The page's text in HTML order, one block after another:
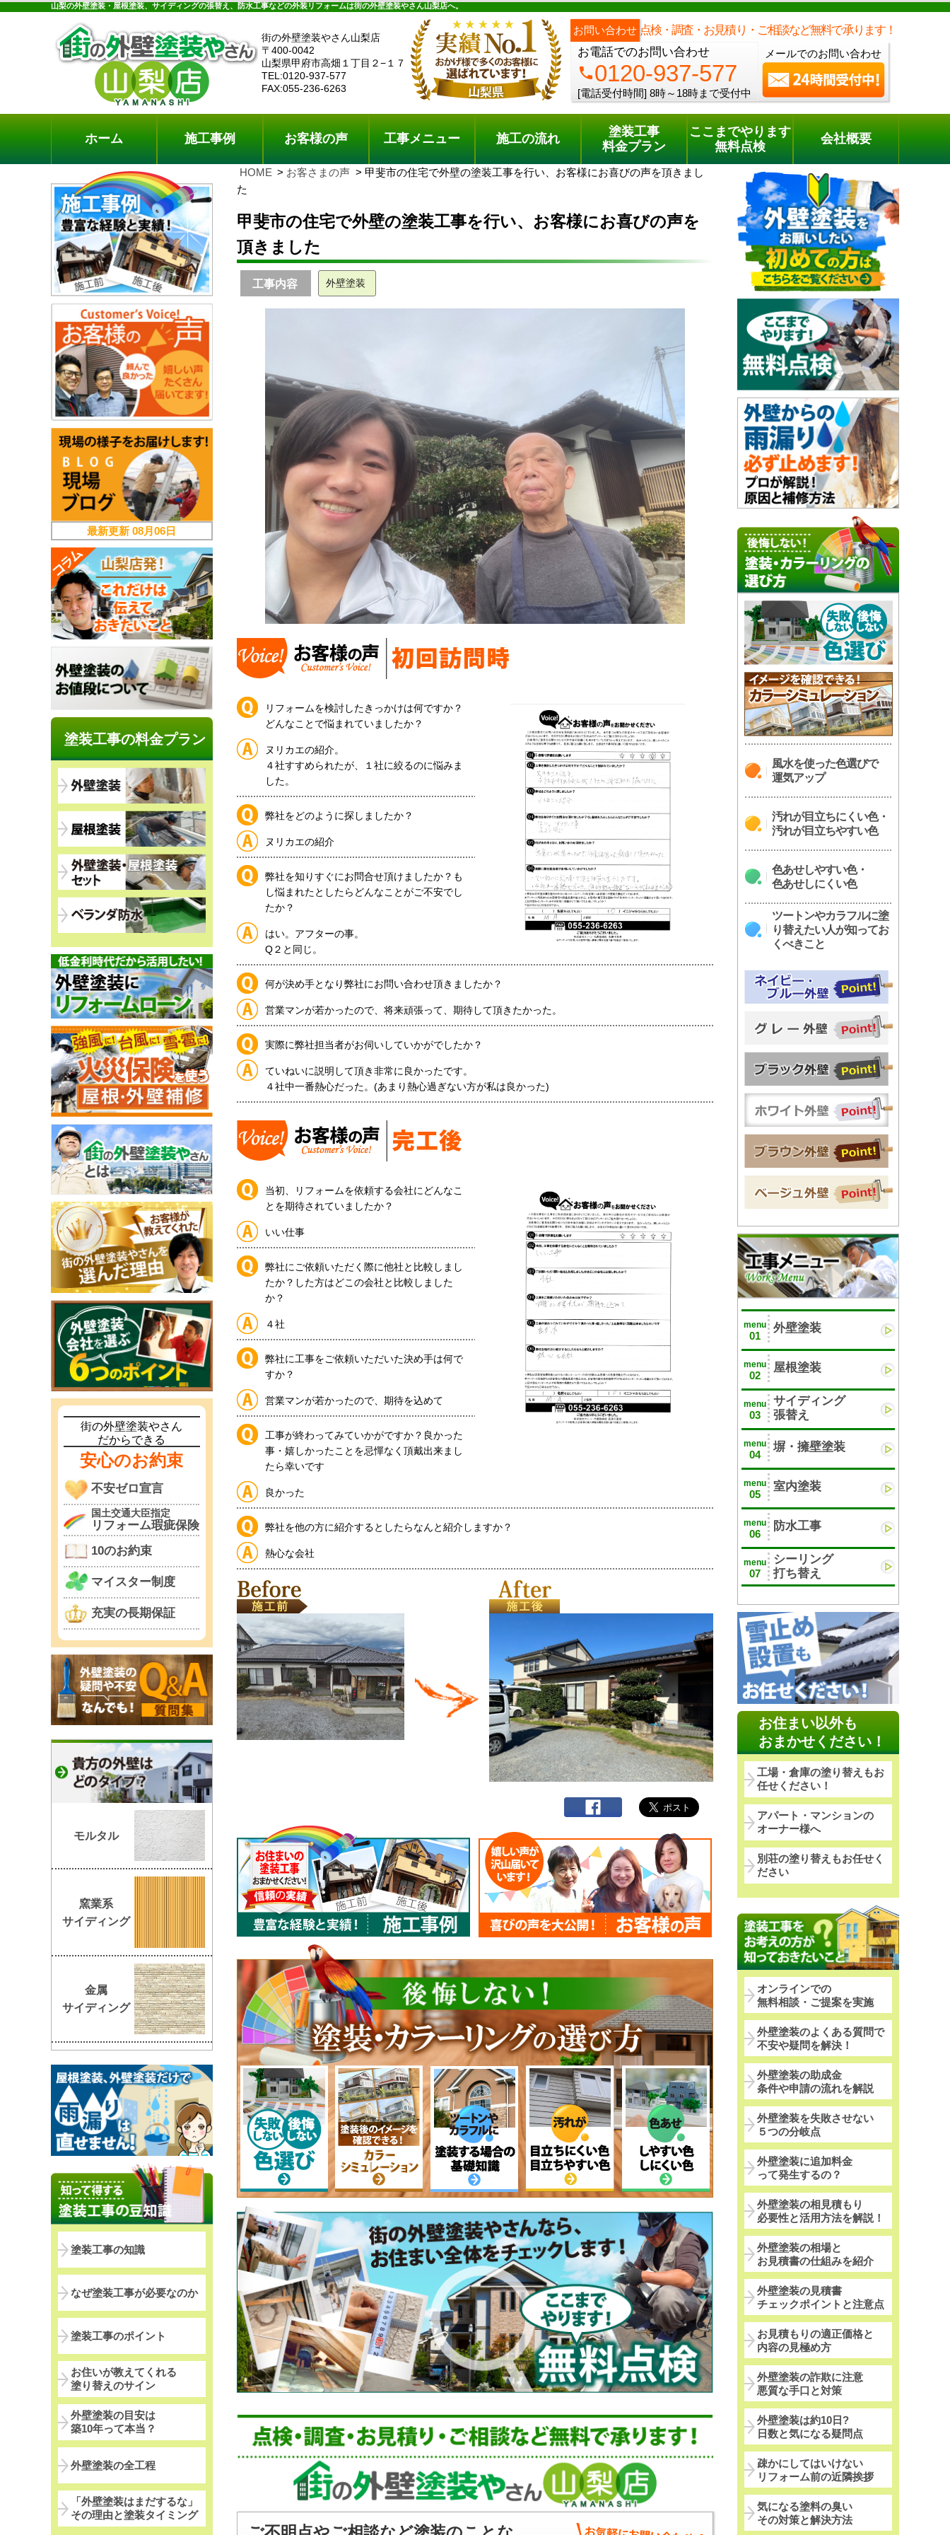
山梨の外壁塗装・屋根塗装、サイディングの張替え、防水工事などの外装リフォームは街の外壁塗装やさん山梨店へ。
街の外壁塗装やさん山梨店
〒400-0042
山梨県甲府市高畑１丁目２−１７
TEL:0120-937-577
FAX:055-236-6263
お問い合わせ 点検・調査・お見積り・ご相談など無料で承ります！
お電話でのお問い合わせ
phone0120-937-577
[電話受付時間] 8時～18時まで受付中
メールでのお問い合わせ
料金プラン 無料点検
電話でのご相談 [8時～18時まで受付中]
phone0120-937-577
ホーム 施工事例 お客様の声 工事メニュー 施工の流れ
塗装工事
料金プラン
ここまでやります
無料点検
会社概要
HOME お客さまの声
甲斐市の住宅で外壁の塗装工事を行い、お客様にお喜びの声を頂きまし
た
甲斐市の住宅で外壁の塗装工事を行い、お客様にお喜びの声を
頂きました
工事内容 外壁塗装
リフォームを検討したきっかけは何ですか？
どんなことで悩まれていましたか？
ヌリカエの紹介。
４社すすめられたが、１社に絞るのに悩みま
した。
弊社をどのように探しましたか？
ヌリカエの紹介
弊社を知りすぐにお問合せ頂けましたか？も
し悩まれたとしたらどんなことがご不安でし
たか？
はい。アフターの事。
Q２と同じ。
何が決め手となり弊社にお問い合わせ頂きましたか？
営業マンが若かったので、将来頑張って、期待して頂きたかった。
実際に弊社担当者がお伺いしていかがでしたか？
ていねいに説明して頂き非常に良かったです。
４社中一番熱心だった。(あまり熱心過ぎない方が私は良かった)
当初、リフォームを依頼する会社にどんなこ
とを期待されていましたか？
いい仕事
弊社にご依頼いただく際に他社と比較しまし
たか？した方はどこの会社と比較しました
か？
４社
弊社に工事をご依頼いただいた決め手は何で
すか？
営業マンが若かったので、期待を込めて
工事が終わってみていかがですか？良かった
事・嬉しかったことを忌憚なく頂戴出来まし
たら幸いです
良かった
弊社を他の方に紹介するとしたらなんと紹介しますか？
熱心な会社
風水を使った色選びで
運気アップ
汚れが目立ちにくい色・
汚れが目立ちやすい色
色あせしやすい色・
色あせしにくい色
ツートンやカラフルに塗
り替えたい人が知ってお
くべきこと
menu
01
外壁塗装
menu
02
屋根塗装
menu
03
サイディング
張替え
menu
04
塀・擁壁塗装
menu
05
室内塗装
menu
06
防水工事
menu
07
シーリング
打ち替え
お住まい以外も
おまかせください！
工場・倉庫の塗り替えもお
任せください！
アパート・マンションの
オーナー様へ
別荘の塗り替えもお任せく
ださい
オンラインでの
無料相談・ご提案を実施
外壁塗装のよくある質問で
不安や疑問を解決！
外壁塗装の助成金
条件や申請の流れを解説
外壁塗装を失敗させない
５つの分岐点
外壁塗装に追加料金
って発生するの？
外壁塗装の相見積もり
必要性と活用方法を解説！
外壁塗装の相場と
お見積書の仕組みを紹介
外壁塗装の見積書
チェックポイントと注意点
お見積もりの適正価格と
内容の見極め方
外壁塗装の詐欺に注意
悪質な手口と対策
外壁塗装は約10日?
日数と気になる疑問点
疎かにしてはいけない
リフォーム前の近隣挨拶
気になる塗料の臭い
その対策と解決方法
最新更新08月06日
塗装工事の料金プラン
街の外壁塗装やさん
だからできる
安心のお約束
不安ゼロ宣言
国土交通大臣指定
リフォーム瑕疵保険
10のお約束
マイスター制度
充実の長期保証
モルタル
窯業系
サイディング
金属
サイディング
塗装工事の知識
なぜ塗装工事が必要なのか
塗装工事のポイント
お住いが教えてくれる
塗り替えのサイン
外壁塗装の目安は
築10年って本当？
外壁塗装の全工程
「外壁塗装はまだするな」
その理由と塗装タイミング